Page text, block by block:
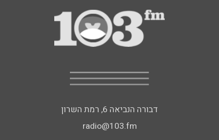
דבורה הנביאה 6, רמת השרון
radio@103.fm